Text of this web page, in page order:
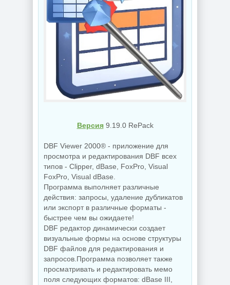
Версия9.19.0 RePack
DBF Viewer 2000® - приложение для
просмотра и редактирования DBF всех
типов - Clipper, dBase, FoxPro, Visual
FoxPro, Visual dBase.
Программа выполняет различные
действия: запросы, удаление дубликатов
или экспорт в различные форматы -
быстрее чем вы ожидаете!
DBF редактор динамически создает
визуальные формы на основе структуры
DBF файлов для редактирования и
запросов.Программа позволяет также
просматривать и редактировать мемо
поля следующих форматов: dBase III,